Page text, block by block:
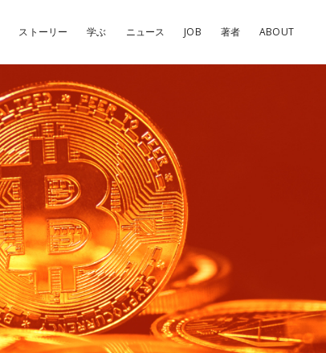
ストーリー 学ぶ ニュース JOB 著者 ABOUT